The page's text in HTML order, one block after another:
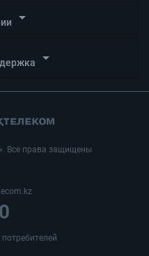
arrow_drop_down
arrow_drop_down
Все права защищены